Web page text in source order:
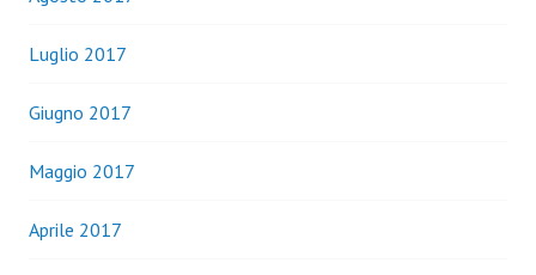
Luglio 2017
Giugno 2017
Maggio 2017
Aprile 2017